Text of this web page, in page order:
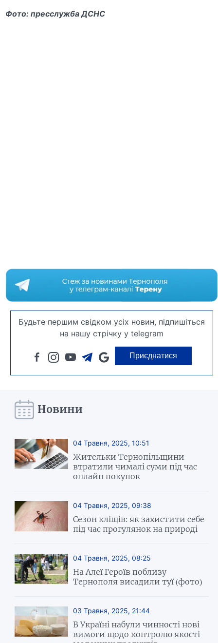
Фото: пресслужба ДСНС
Будьте першим свідком усіх новин, підпишіться
на нашу стрічку у telegram
Приєднатися
Новини
04 Травня, 2025, 10:51
Жительки Тернопільщини
втратили чималі суми під час
онлайн покупок
04 Травня, 2025, 09:38
Сезон кліщів: як захистити себе
під час прогулянок на природі
04 Травня, 2025, 08:25
На Алеї Героїв поблизу
Тернополя висадили туї (фото)
03 Травня, 2025, 21:44
В Україні набули чинності нові
вимоги щодо контролю якості